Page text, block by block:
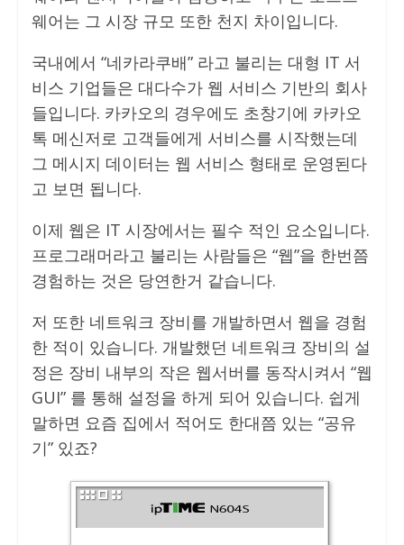
웨어는 그 시장 규모 또한 천지 차이입니다.
국내에서 “네카라쿠배” 라고 불리는 대형 IT 서
비스 기업들은 대다수가 웹 서비스 기반의 회사
들입니다. 카카오의 경우에도 초창기에 카카오
톡 메신저로 고객들에게 서비스를 시작했는데
그 메시지 데이터는 웹 서비스 형태로 운영된다
고 보면 됩니다.
이제 웹은 IT 시장에서는 필수 적인 요소입니다.
프로그래머라고 불리는 사람들은 “웹”을 한번쯤
경험하는 것은 당연한거 같습니다.
저 또한 네트워크 장비를 개발하면서 웹을 경험
한 적이 있습니다. 개발했던 네트워크 장비의 설
정은 장비 내부의 작은 웹서버를 동작시켜서 “웹
GUI” 를 통해 설정을 하게 되어 있습니다. 쉽게
말하면 요즘 집에서 적어도 한대쯤 있는 “공유
기” 있죠?